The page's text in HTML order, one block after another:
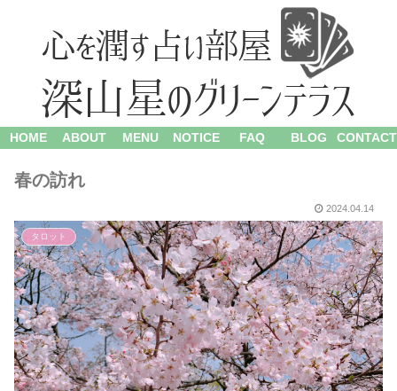
HOME ABOUT MENU NOTICE FAQ BLOG CONTACT
春の訪れ
2024.04.14
タロット